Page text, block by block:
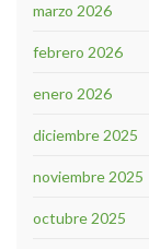
marzo 2026
febrero 2026
enero 2026
diciembre 2025
noviembre 2025
octubre 2025